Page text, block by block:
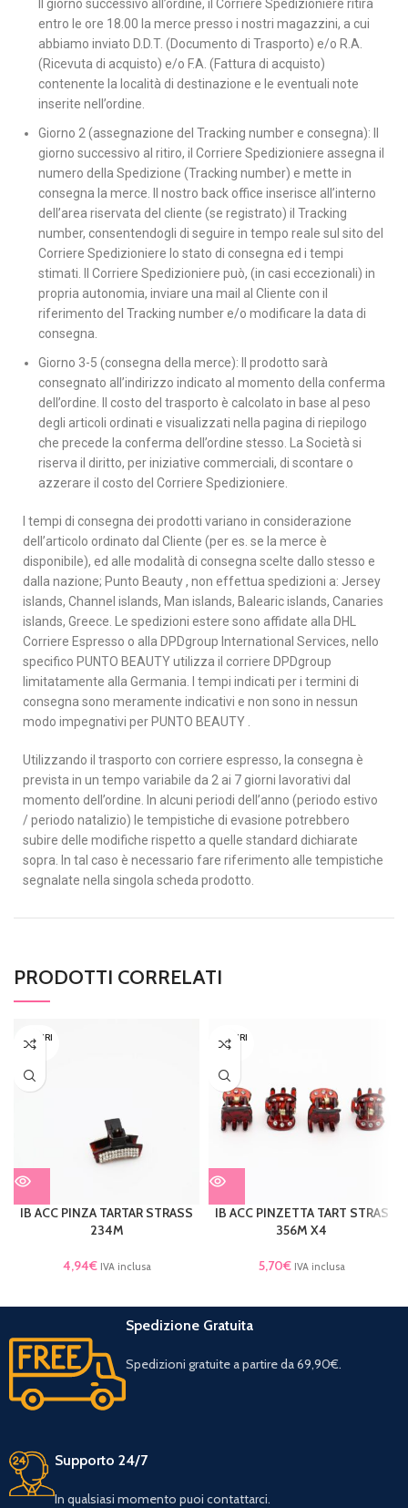
Il giorno successivo all’ordine, il Corriere Spedizioniere ritira
entro le ore 18.00 la merce presso i nostri magazzini, a cui
abbiamo inviato D.D.T. (Documento di Trasporto) e/o R.A.
(Ricevuta di acquisto) e/o F.A. (Fattura di acquisto)
contenente la località di destinazione e le eventuali note
inserite nell’ordine.
Giorno 2 (assegnazione del Tracking number e consegna): Il
giorno successivo al ritiro, il Corriere Spedizioniere assegna il
numero della Spedizione (Tracking number) e mette in
consegna la merce. Il nostro back office inserisce all’interno
dell’area riservata del cliente (se registrato) il Tracking
number, consentendogli di seguire in tempo reale sul sito del
Corriere Spedizioniere lo stato di consegna ed i tempi
stimati. Il Corriere Spedizioniere può, (in casi eccezionali) in
propria autonomia, inviare una mail al Cliente con il
riferimento del Tracking number e/o modificare la data di
consegna.
Giorno 3-5 (consegna della merce): Il prodotto sarà
consegnato all’indirizzo indicato al momento della conferma
dell’ordine. Il costo del trasporto è calcolato in base al peso
degli articoli ordinati e visualizzati nella pagina di riepilogo
che precede la conferma dell’ordine stesso. La Società si
riserva il diritto, per iniziative commerciali, di scontare o
azzerare il costo del Corriere Spedizioniere.
I tempi di consegna dei prodotti variano in considerazione
dell’articolo ordinato dal Cliente (per es. se la merce è
disponibile), ed alle modalità di consegna scelte dallo stesso e
dalla nazione; Punto Beauty , non effettua spedizioni a: Jersey
islands, Channel islands, Man islands, Balearic islands, Canaries
islands, Greece. Le spedizioni estere sono affidate alla DHL
Corriere Espresso o alla DPDgroup International Services, nello
specifico PUNTO BEAUTY utilizza il corriere DPDgroup
limitatamente alla Germania. I tempi indicati per i termini di
consegna sono meramente indicativi e non sono in nessun
modo impegnativi per PUNTO BEAUTY .
Utilizzando il trasporto con corriere espresso, la consegna è
prevista in un tempo variabile da 2 ai 7 giorni lavorativi dal
momento dell’ordine. In alcuni periodi dell’anno (periodo estivo
/ periodo natalizio) le tempistiche di evasione potrebbero
subire delle modifiche rispetto a quelle standard dichiarate
sopra. In tal caso è necessario fare riferimento alle tempistiche
segnalate nella singola scheda prodotto.
PRODOTTI CORRELATI
ESAURI
TO
IB ACC PINZA TARTAR STRASS
234M
4,94€ IVA inclusa
ESAURI
TO
IB ACC PINZETTA TART STRAS
356M X4
5,70€ IVA inclusa
Spedizione Gratuita
Spedizioni gratuite a partire da 69,90€.
Supporto 24/7
In qualsiasi momento puoi contattarci.